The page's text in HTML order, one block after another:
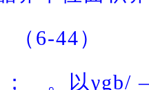
）
成
。以γgb/